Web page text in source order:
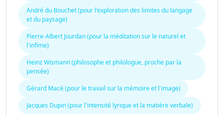
André du Bouchet (pour l'exploration des limites du langage
et du paysage)
Pierre-Albert Jourdan (pour la méditation sur le naturel et
l'infime)
Heinz Wismann (philosophe et philologue, proche par la
pensée)
Gérard Macé (pour le travail sur la mémoire et l'image)
Jacques Dupin (pour l'intensité lyrique et la matière verbale)